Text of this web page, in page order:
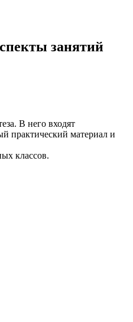
занятий
В него входят
практический материал и
классов.